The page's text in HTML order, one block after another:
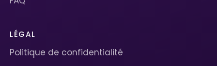
LÉGAL
Politique de confidentialité